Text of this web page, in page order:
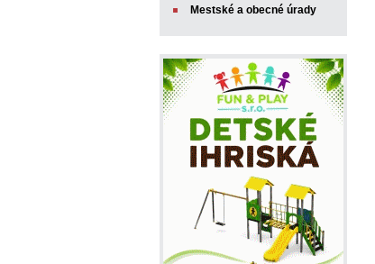
Mestské a obecné úrady